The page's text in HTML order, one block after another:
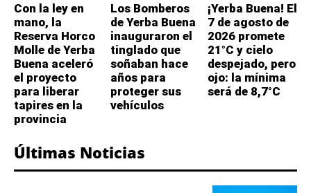
Con la ley en
mano, la
Reserva Horco
Molle de Yerba
Buena aceleró
el proyecto
para liberar
tapires en la
provincia
Los Bomberos
de Yerba Buena
inauguraron el
tinglado que
soñaban hace
años para
proteger sus
vehículos
¡Yerba Buena! El
7 de agosto de
2026 promete
21°C y cielo
despejado, pero
ojo: la mínima
será de 8,7°C
Últimas Noticias